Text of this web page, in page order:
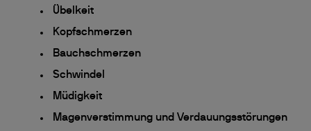
Übelkeit
Kopfschmerzen
Bauchschmerzen
Schwindel
Müdigkeit
Magenverstimmung und Verdauungsstörungen